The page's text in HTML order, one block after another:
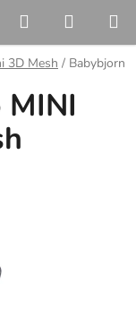
Hledat
KOŠÍK
3D Mesh / Babybjorn